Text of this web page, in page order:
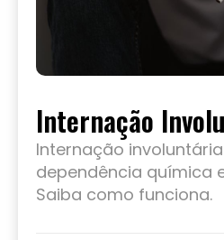
Internação
Internação
dependência química
Saiba como funciona.